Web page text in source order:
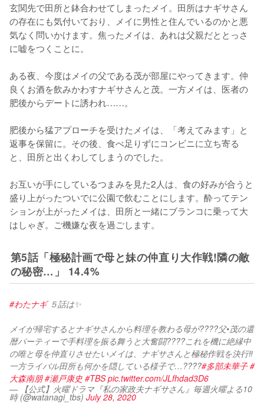
玄関先で田所と鉢合わせてしまったメイ。田所はナギサさん
の存在にも気付いており、メイに男性と住んでいるのかと悪
気なく問いかけます。焦ったメイは、あれは父親だととっさ
に嘘をつくことに。
ある夜、今度はメイの父である茂が部屋にやってきます。仲
良くお酒を飲みかわすナギサさんと茂。一方メイは、医者の
肥後からデートに誘われ……。
肥後から猛アプローチを受けたメイは、「考えてみます」と
返事を保留に。その後、食べ足りずにコンビニに立ち寄る
と、田所と出くわしてしまうのでした。
お互いが手にしているつまみを見た2人は、食の好みが合うと
盛り上がったついでに公園で飲むことにします。酔ってテン
ションが上がったメイは、田所と一緒にブランコに乗って大
はしゃぎ。ご機嫌な夜を過ごします。
第5話「極秘計画で母と妹の仲直り大作戦!隣の敵
の秘密…」 14.4%
#わたナギ ５話は✨
メイが帰宅するとナギサさんから料理を教わる母が????父•茂の還
暦パーティーで手料理を振る舞うと大奮闘????これを機に絶縁中
の唯と母を仲直りさせたいメイは、ナギサさんと極秘作戦を決行‼️
一方ライバル田所も何かを隠している様子で…????#多部未華子 #
大森南朋 #瀬戸康史 #TBS pic.twitter.com/JLfhdad3D6
— 【公式】火曜ドラマ『私の家政夫ナギサさん』毎週火曜よる10
時 (@watanagi_tbs) July 28, 2020